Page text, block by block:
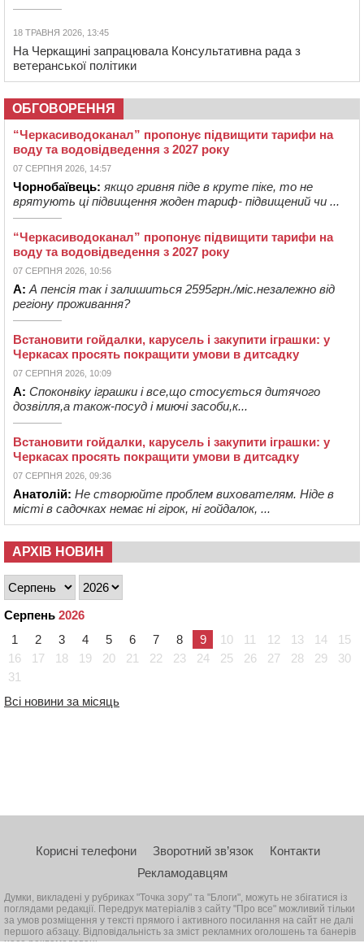
18 ТРАВНЯ 2026, 13:45
На Черкащині запрацювала Консультативна рада з
ветеранської політики
ОБГОВОРЕННЯ
“Черкасиводоканал” пропонує підвищити тарифи на
воду та водовідведення з 2027 року
07 СЕРПНЯ 2026, 14:57
Чорнобаївець: якщо гривня піде в круте піке, то не
врятують ці підвищення жоден тариф- підвищений чи ...
“Черкасиводоканал” пропонує підвищити тарифи на
воду та водовідведення з 2027 року
07 СЕРПНЯ 2026, 10:56
А: А пенсія так і залишиться 2595грн./міс.незалежно від
регіону проживання?
Встановити гойдалки, карусель і закупити іграшки: у
Черкасах просять покращити умови в дитсадку
07 СЕРПНЯ 2026, 10:09
А: Споконвіку іграшки і все,що стосується дитячого
дозвілля,а також-посуд і миючі засоби,к...
Встановити гойдалки, карусель і закупити іграшки: у
Черкасах просять покращити умови в дитсадку
07 СЕРПНЯ 2026, 09:36
Анатолій: Не створюйте проблем вихователям. Ніде в
місті в садочках немає ні гірок, ні гойдалок, ...
АРХІВ НОВИН
Серпень 2026
1
2 3 4 5 6 7 8 9 10 11 12 13 14
15
16
17 18 19 20 21 22 23 24 25 26 27 28 29
30
31
Всі новини за місяць
Корисні телефони Зворотний зв’язок
Контакти
Рекламодавцям
Думки, викладені у рубриках "Точка зору" та "Блоги", можуть не збігатися із
поглядами редакції. Передрук матеріалів з сайту "Про все" можливий тільки
за умов розміщення у тексті прямого і активного посилання на сайт не далі
першого абзацу. Відповідальність за зміст рекламних оголошень та банерів
несе рекламодавець